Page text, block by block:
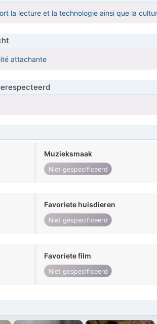
la lecture et la technologie ainsi que la
attachante
Muzieksmaak
Niet gespecificeerd
Favoriete huisdieren
Niet gespecificeerd
Favoriete film
Niet gespecificeerd